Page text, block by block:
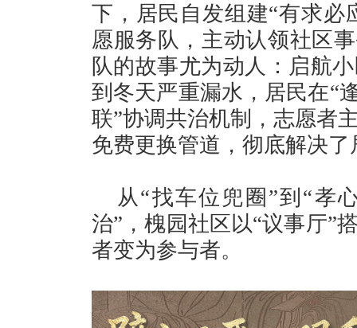
下，居民自发组建“有求必
愿服务队，主动认领社区
队的故事尤为动人：启航
到冬天严重漏水，居民在“
联”协调共治机制，志愿者
免费更换管道，彻底解决了
从“找车位兜圈”到“孝
治”，槐园社区以“议事厅”
者变为参与者。